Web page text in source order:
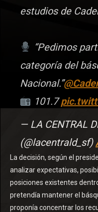
estudios de
“Pedimos
categoría del
Nacional.”
101.7
— LA CENTRAL
(@lacentrald_sf)
La decisión, según el
analizar expectativas,
posiciones existentes
pretendía mantener el
proponía concentrar los